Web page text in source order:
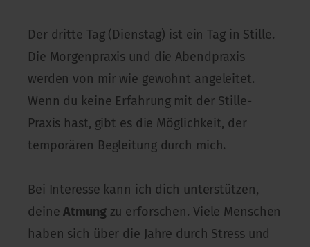
Der dritte Tag (Dienstag) ist ein Tag in Stille.
Die Morgenpraxis und die Abendpraxis
werden von mir wie gewohnt angeleitet.
Wenn du keine Erfahrung mit der Stille-
Praxis hast, gibt es die Möglichkeit, der
temporären Begleitung durch mich.
Bei Interesse kann ich dich unterstützen,
deineAtmungzu erforschen. Viele Menschen
haben sich über die Jahre durch Stress und